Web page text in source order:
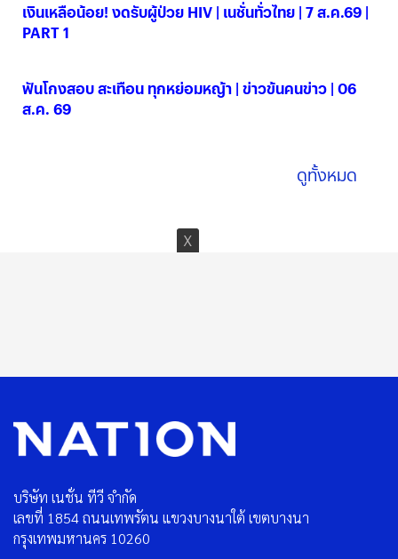
เงินเหลือน้อย! งดรับผู้ป่วย HIV | เนชั่นทั่วไทย | 7 ส.ค.69 |
PART 1
ฟันโกงสอบ สะเทือน ทุกหย่อมหญ้า | ข่าวข้นคนข่าว | 06
ส.ค. 69
ดูทั้งหมด
บริษัท เนชั่น ทีวี จำกัด
เลขที่ 1854 ถนนเทพรัตน แขวงบางนาใต้ เขตบางนา
กรุงเทพมหานคร 10260